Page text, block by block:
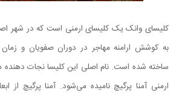
کلیسای وانک یک کلیسای ارمنی است که در شهر
به کوشش ارامنه مهاجر در دوران صفویان و
ساخته شده است. نام اصلی این کلیسا نجات
ارمنی آمنا پرگیچ نامیده می‌شود. آمنا پرگیچ از